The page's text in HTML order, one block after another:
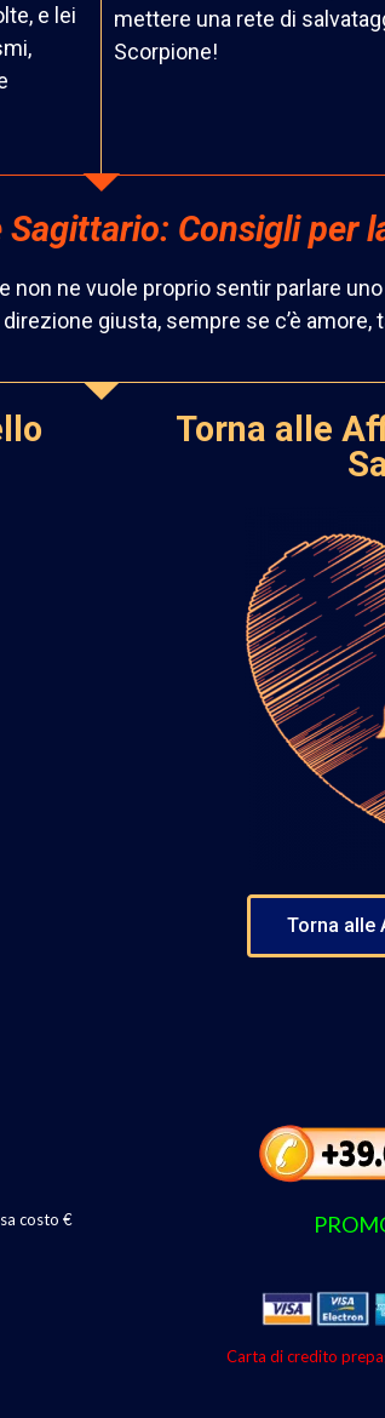
e lei
mettere una rete di
Scorpione!
Consigli per
ne vuole proprio sentir parlare
giusta, sempre se c’è amore,
Torna alle
Torna alle
costo €
Carta di credito